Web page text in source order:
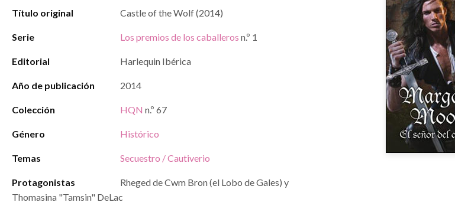
Título original Castle of the Wolf (2014)
Serie Los premios de los caballeros n.º 1
Editorial Harlequin Ibérica
Año de publicación 2014
Colección HQN n.º 67
Género Histórico
Temas Secuestro / Cautiverio
Protagonistas
Rheged de Cwm Bron (el Lobo de Gales) y
Thomasina "Tamsin" DeLac